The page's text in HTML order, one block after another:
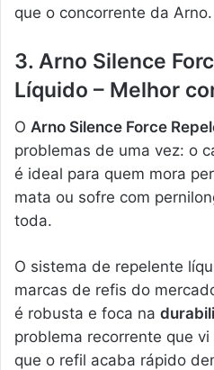
que o concorrente da Arno.
3. Arno Silence
Líquido – Melhor
O Arno Silence Force
problemas de uma vez: o
é ideal para quem mora
mata ou sofre com
toda.
O sistema de repelente
marcas de refis do
é robusta e foca na
problema recorrente que
que o refil acaba rápido